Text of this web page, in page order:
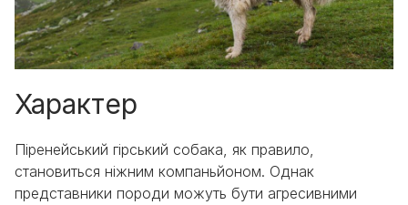
Характер
Піренейський гірський собака, як правило,
становиться ніжним компаньйоном. Однак
представники породи можуть бути агресивними